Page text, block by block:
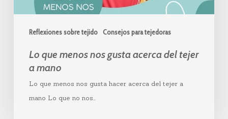
Reflexiones sobre tejido Consejos para tejedoras
mano
Lo que menos nos gusta acerca del tejer
a mano
Lo que menos nos gusta hacer acerca del tejer a
mano Lo que no nos…